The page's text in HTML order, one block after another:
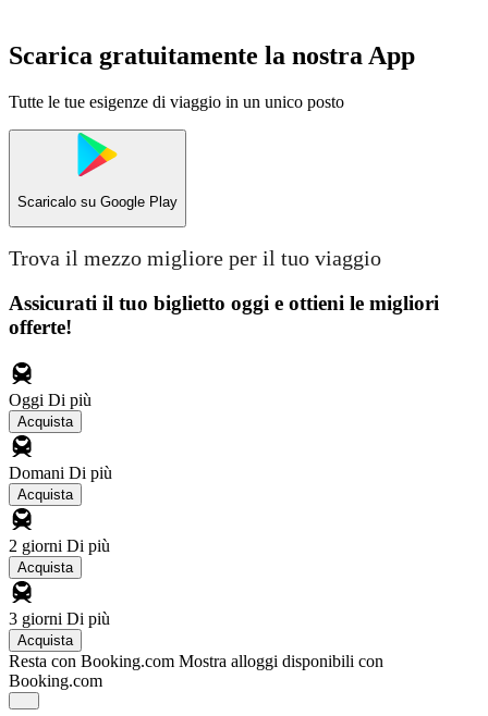
Scarica gratuitamente la nostra App
Tutte le tue esigenze di viaggio in un unico posto
Scaricalo su Google Play
Trova il mezzo migliore per il tuo viaggio
Assicurati il ​​tuo biglietto oggi e ottieni le migliori
offerte!
Oggi Di più
Acquista
Domani Di più
Acquista
2 giorni Di più
Acquista
3 giorni Di più
Acquista
Resta con Booking.com Mostra alloggi disponibili con
Booking.com